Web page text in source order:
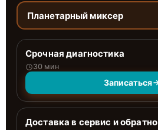
Планетарный миксер
Срочная диагностика
30 мин
Записаться
Доставка в сервис и обратно